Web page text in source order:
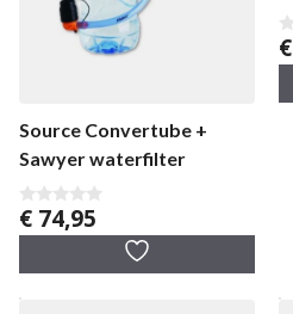
Source Convertube +
Sawyer waterfilter
0
v
5
€ 74,95
0
v
5
€